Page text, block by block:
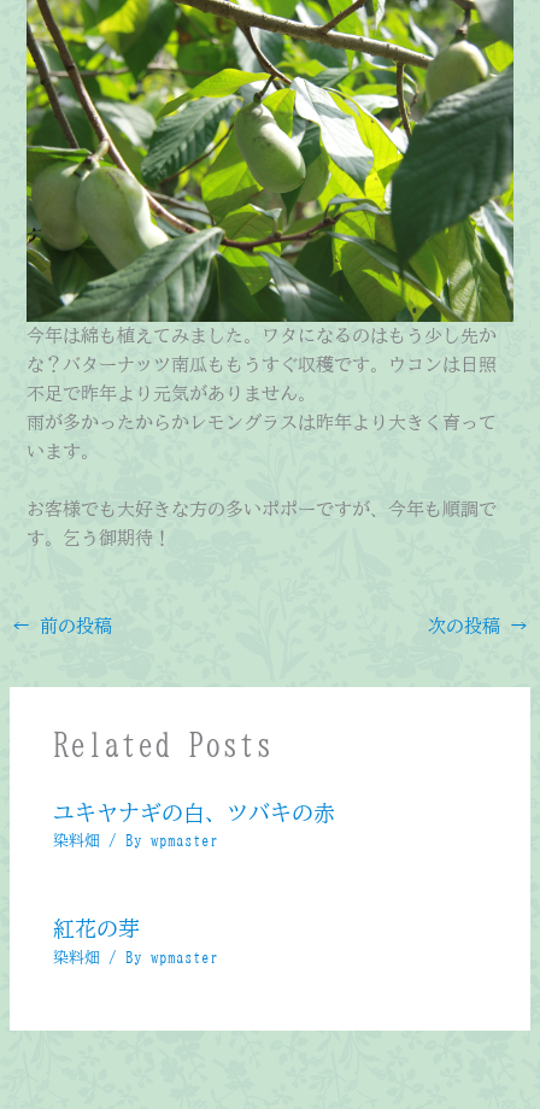
今年は綿も植えてみました。ワタになるのはもう少し先か
な？バターナッツ南瓜ももうすぐ収穫です。ウコンは日照
不足で昨年より元気がありません。
雨が多かったからかレモングラスは昨年より大きく育って
います。
お客様でも大好きな方の多いポポーですが、今年も順調で
す。乞う御期待！
← 前の投稿 次の投稿 →
Related Posts
ユキヤナギの白、ツバキの赤
染料畑 / Bywpmaster
紅花の芽
染料畑 / Bywpmaster